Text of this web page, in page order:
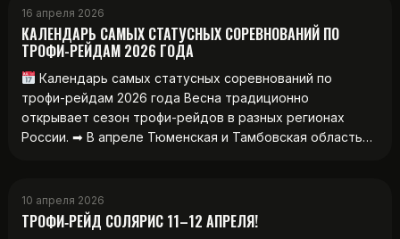
16 апреля 2026
КАЛЕНДАРЬ САМЫХ СТАТУСНЫХ СОРЕВНОВАНИЙ ПО
ТРОФИ-РЕЙДАМ 2026 ГОДА
Календарь самых статусных соревнований по
трофи-рейдам 2026 года Весна традиционно
открывает сезон трофи-рейдов в разных регионах
России. ➡ В апреле Тюменская и Тамбовская область…
10 апреля 2026
ТРОФИ‑РЕЙД СОЛЯРИС 11–12 АПРЕЛЯ!